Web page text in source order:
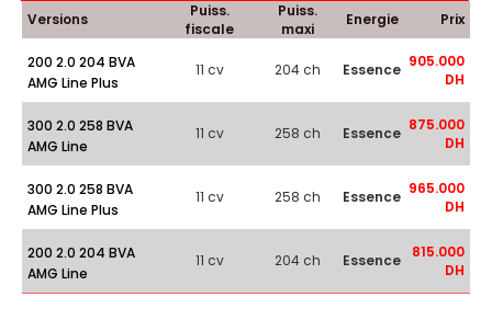
Versions
Puiss.
fiscale
Puiss.
maxi
Energie Prix
200 2.0 204 BVA
AMG Line Plus
11 cv 204 ch Essence 905.000
DH
300 2.0 258 BVA
AMG Line
11 cv 258 ch Essence 875.000
DH
300 2.0 258 BVA
AMG Line Plus
11 cv 258 ch Essence 965.000
DH
200 2.0 204 BVA
AMG Line
11 cv 204 ch Essence
815.000
DH